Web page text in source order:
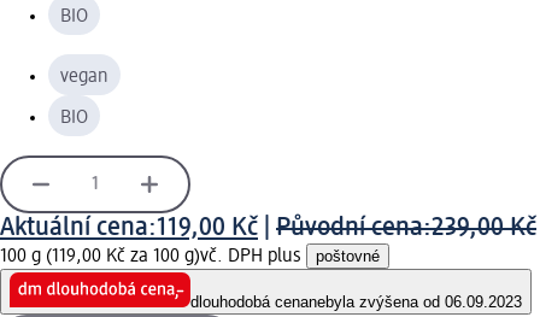
BIO
vegan
BIO
Aktuální cena:119,00 Kč Původní cena:239,00 Kč
100 g (119,00 Kč za 100 g)vč. DPH plus poštovné
dlouhodobá cenanebyla zvýšena od 06.09.2023